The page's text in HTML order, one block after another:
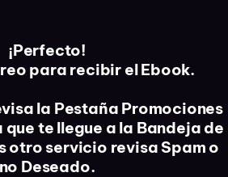
¡Perfecto!
para recibir el Ebook.
la Pestaña Promociones
que te llegue a la Bandeja de
otro servicio revisa Spam o
no Deseado.